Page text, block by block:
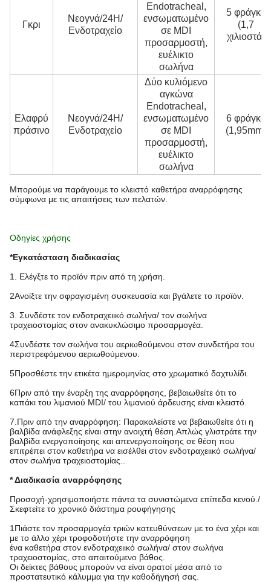
Γκρι
Νεογνά/24H/
Ενδοτραχείο
Endotracheal,
ενσωματωμένο
σε MDI
προσαρμοστή,
ευέλικτο
σωλήνα
5 φράγκα
(1,7
χιλιοστά)
Ελαφρύ
πράσινο
Νεογνά/24H/
Ενδοτραχείο
Δύο κυλιόμενο
αγκώνα
Endotracheal,
ενσωματωμένο
σε MDI
προσαρμοστή,
ευέλικτο
σωλήνα
6 φράγκα
(1,95mm)
Μπορούμε να παράγουμε το κλειστό καθετήρα αναρρόφησης
σύμφωνα με τις απαιτήσεις των πελατών.
Οδηγίες χρήσης
*Εγκατάσταση διαδικασίας
1. Ελέγξτε το προϊόν πριν από τη χρήση.
2Ανοίξτε την σφραγισμένη συσκευασία και βγάλετε το προϊόν.
3. Συνδέστε τον ενδοτραχειικό σωλήνα/ τον σωλήνα
τραχειοστομίας στον ανακυκλώσιμο προσαρμογέα.
4Συνδέστε τον σωλήνα του αεριωθούμενου στον συνδετήρα του
περιστρεφόμενου αεριωθούμενου.
5Προσθέστε την ετικέτα ημερομηνίας στο χρωματικό δαχτυλίδι.
6Πριν από την έναρξη της αναρρόφησης, βεβαιωθείτε ότι το
καπάκι του λιμανιού MDI/ του λιμανιού άρδευσης είναι κλειστό.
7.Πριν από την αναρρόφηση: Παρακαλείστε να βεβαιωθείτε ότι η
βαλβίδα ανάφλεξης είναι στην ανοιχτή θέση.Απλώς γλιστράτε την
βαλβίδα ενεργοποίησης και απενεργοποίησης σε θέση που
επιτρέπει στον καθετήρα να εισέλθει στον ενδοτραχειικό σωλήνα/
στον σωλήνα τραχειοστομίας..
* Διαδικασία αναρρόφησης
Προσοχή-χρησιμοποιήστε πάντα τα συνιστώμενα επίπεδα κενού./
Σκεφτείτε το χρονικό διάστημα ρουφήγησης
1Πιάστε τον προσαρμογέα τριών κατευθύνσεων με το ένα χέρι και
με το άλλο χέρι τροφοδοτήστε την αναρρόφηση
ένα καθετήρα στον ενδοτραχειικό σωλήνα/ στον σωλήνα
τραχειοστομίας, στο απαιτούμενο βάθος.
Οι δείκτες βάθους μπορούν να είναι ορατοί μέσα από το
προστατευτικό κάλυμμα για την καθοδήγησή σας.